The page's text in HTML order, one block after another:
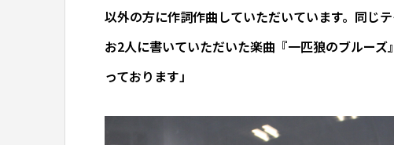
以外の方に作詞作曲していただいています。同じ
お2人に書いていただいた楽曲『一匹狼のブルー
っております」